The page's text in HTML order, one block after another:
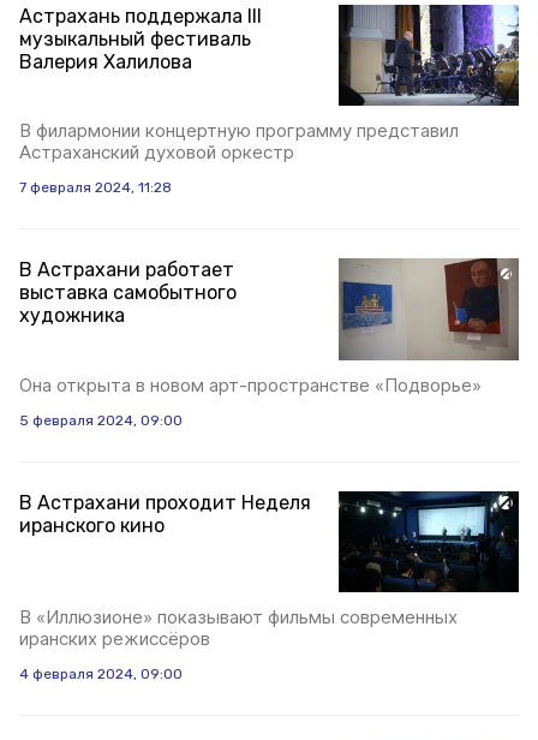
Астрахань поддержала III
музыкальный фестиваль
Валерия Халилова
В филармонии концертную программу представил
Астраханский духовой оркестр
7 февраля 2024, 11:28
В Астрахани работает
выставка самобытного
художника
Она открыта в новом арт-пространстве «Подворье»
5 февраля 2024, 09:00
В Астрахани проходит Неделя
иранского кино
В «Иллюзионе» показывают фильмы современных
иранских режиссёров
4 февраля 2024, 09:00